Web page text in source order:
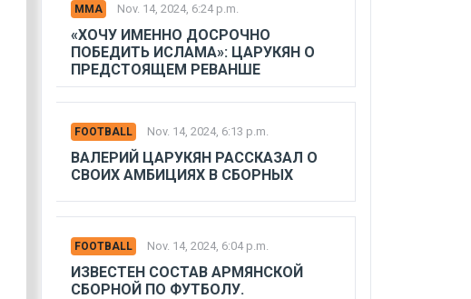
MMA Nov. 14, 2024, 6:24 p.m.
«ХОЧУ ИМЕННО ДОСРОЧНО
ПОБЕДИТЬ ИСЛАМА»: ЦАРУКЯН О
ПРЕДСТОЯЩЕМ РЕВАНШЕ
FOOTBALL Nov. 14, 2024, 6:13 p.m.
ВАЛЕРИЙ ЦАРУКЯН РАССКАЗАЛ О
СВОИХ АМБИЦИЯХ В СБОРНЫХ
FOOTBALL Nov. 14, 2024, 6:04 p.m.
ИЗВЕСТЕН СОСТАВ АРМЯНСКОЙ
СБОРНОЙ ПО ФУТБОЛУ.